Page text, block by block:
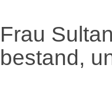
Frau
bestand,